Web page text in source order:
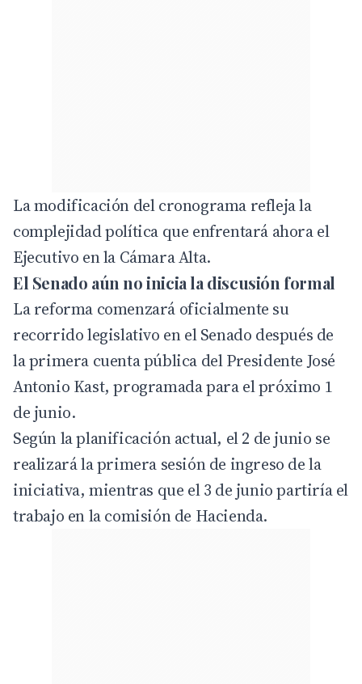
La modificación del cronograma refleja la
complejidad política que enfrentará ahora el
Ejecutivo en la Cámara Alta.
El Senado aún no inicia la discusión formal
La reforma comenzará oficialmente su
recorrido legislativo en el Senado después de
la primera cuenta pública del Presidente José
Antonio Kast, programada para el próximo 1
de junio.
Según la planificación actual, el 2 de junio se
realizará la primera sesión de ingreso de la
iniciativa, mientras que el 3 de junio partiría el
trabajo en la comisión de Hacienda.